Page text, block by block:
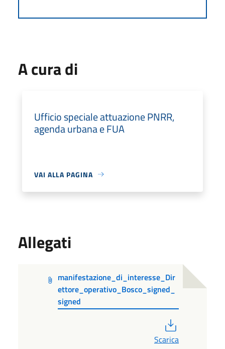
A cura di
Ufficio speciale attuazione PNRR,
agenda urbana e FUA
VAI ALLA PAGINA
Allegati
manifestazione_di_interesse_Dir
ettore_operativo_Bosco_signed_
signed
Scarica